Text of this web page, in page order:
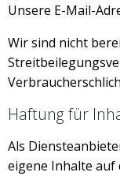
Unsere E-Mail-
Wir sind nicht
Haftung für
Als
eigene Inhalte auf